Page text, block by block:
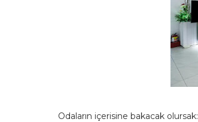
Odaların içerisine bakacak olursak: